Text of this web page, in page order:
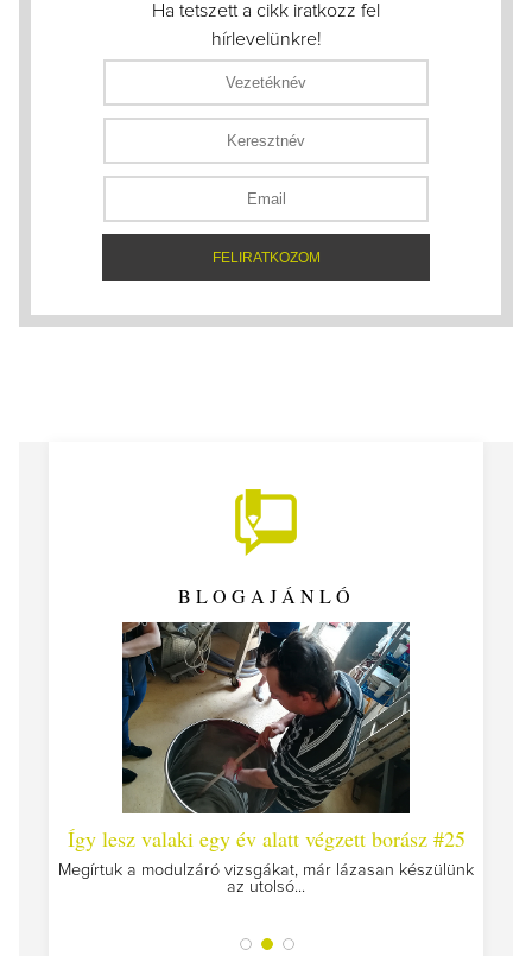
Ha tetszett a cikk iratkozz fel
hírlevelünkre!
BLOGAJÁNLÓ
Így lesz valaki egy év alatt végzett borász #25
Megírtuk a modulzáró vizsgákat, már lázasan készülünk
az utolsó...